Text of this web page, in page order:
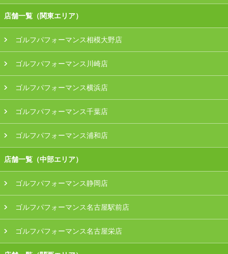
店舗一覧（関東エリア）
ゴルフパフォーマンス相模大野店
ゴルフパフォーマンス川崎店
ゴルフパフォーマンス横浜店
ゴルフパフォーマンス千葉店
ゴルフパフォーマンス浦和店
店舗一覧（中部エリア）
ゴルフパフォーマンス静岡店
ゴルフパフォーマンス名古屋駅前店
ゴルフパフォーマンス名古屋栄店